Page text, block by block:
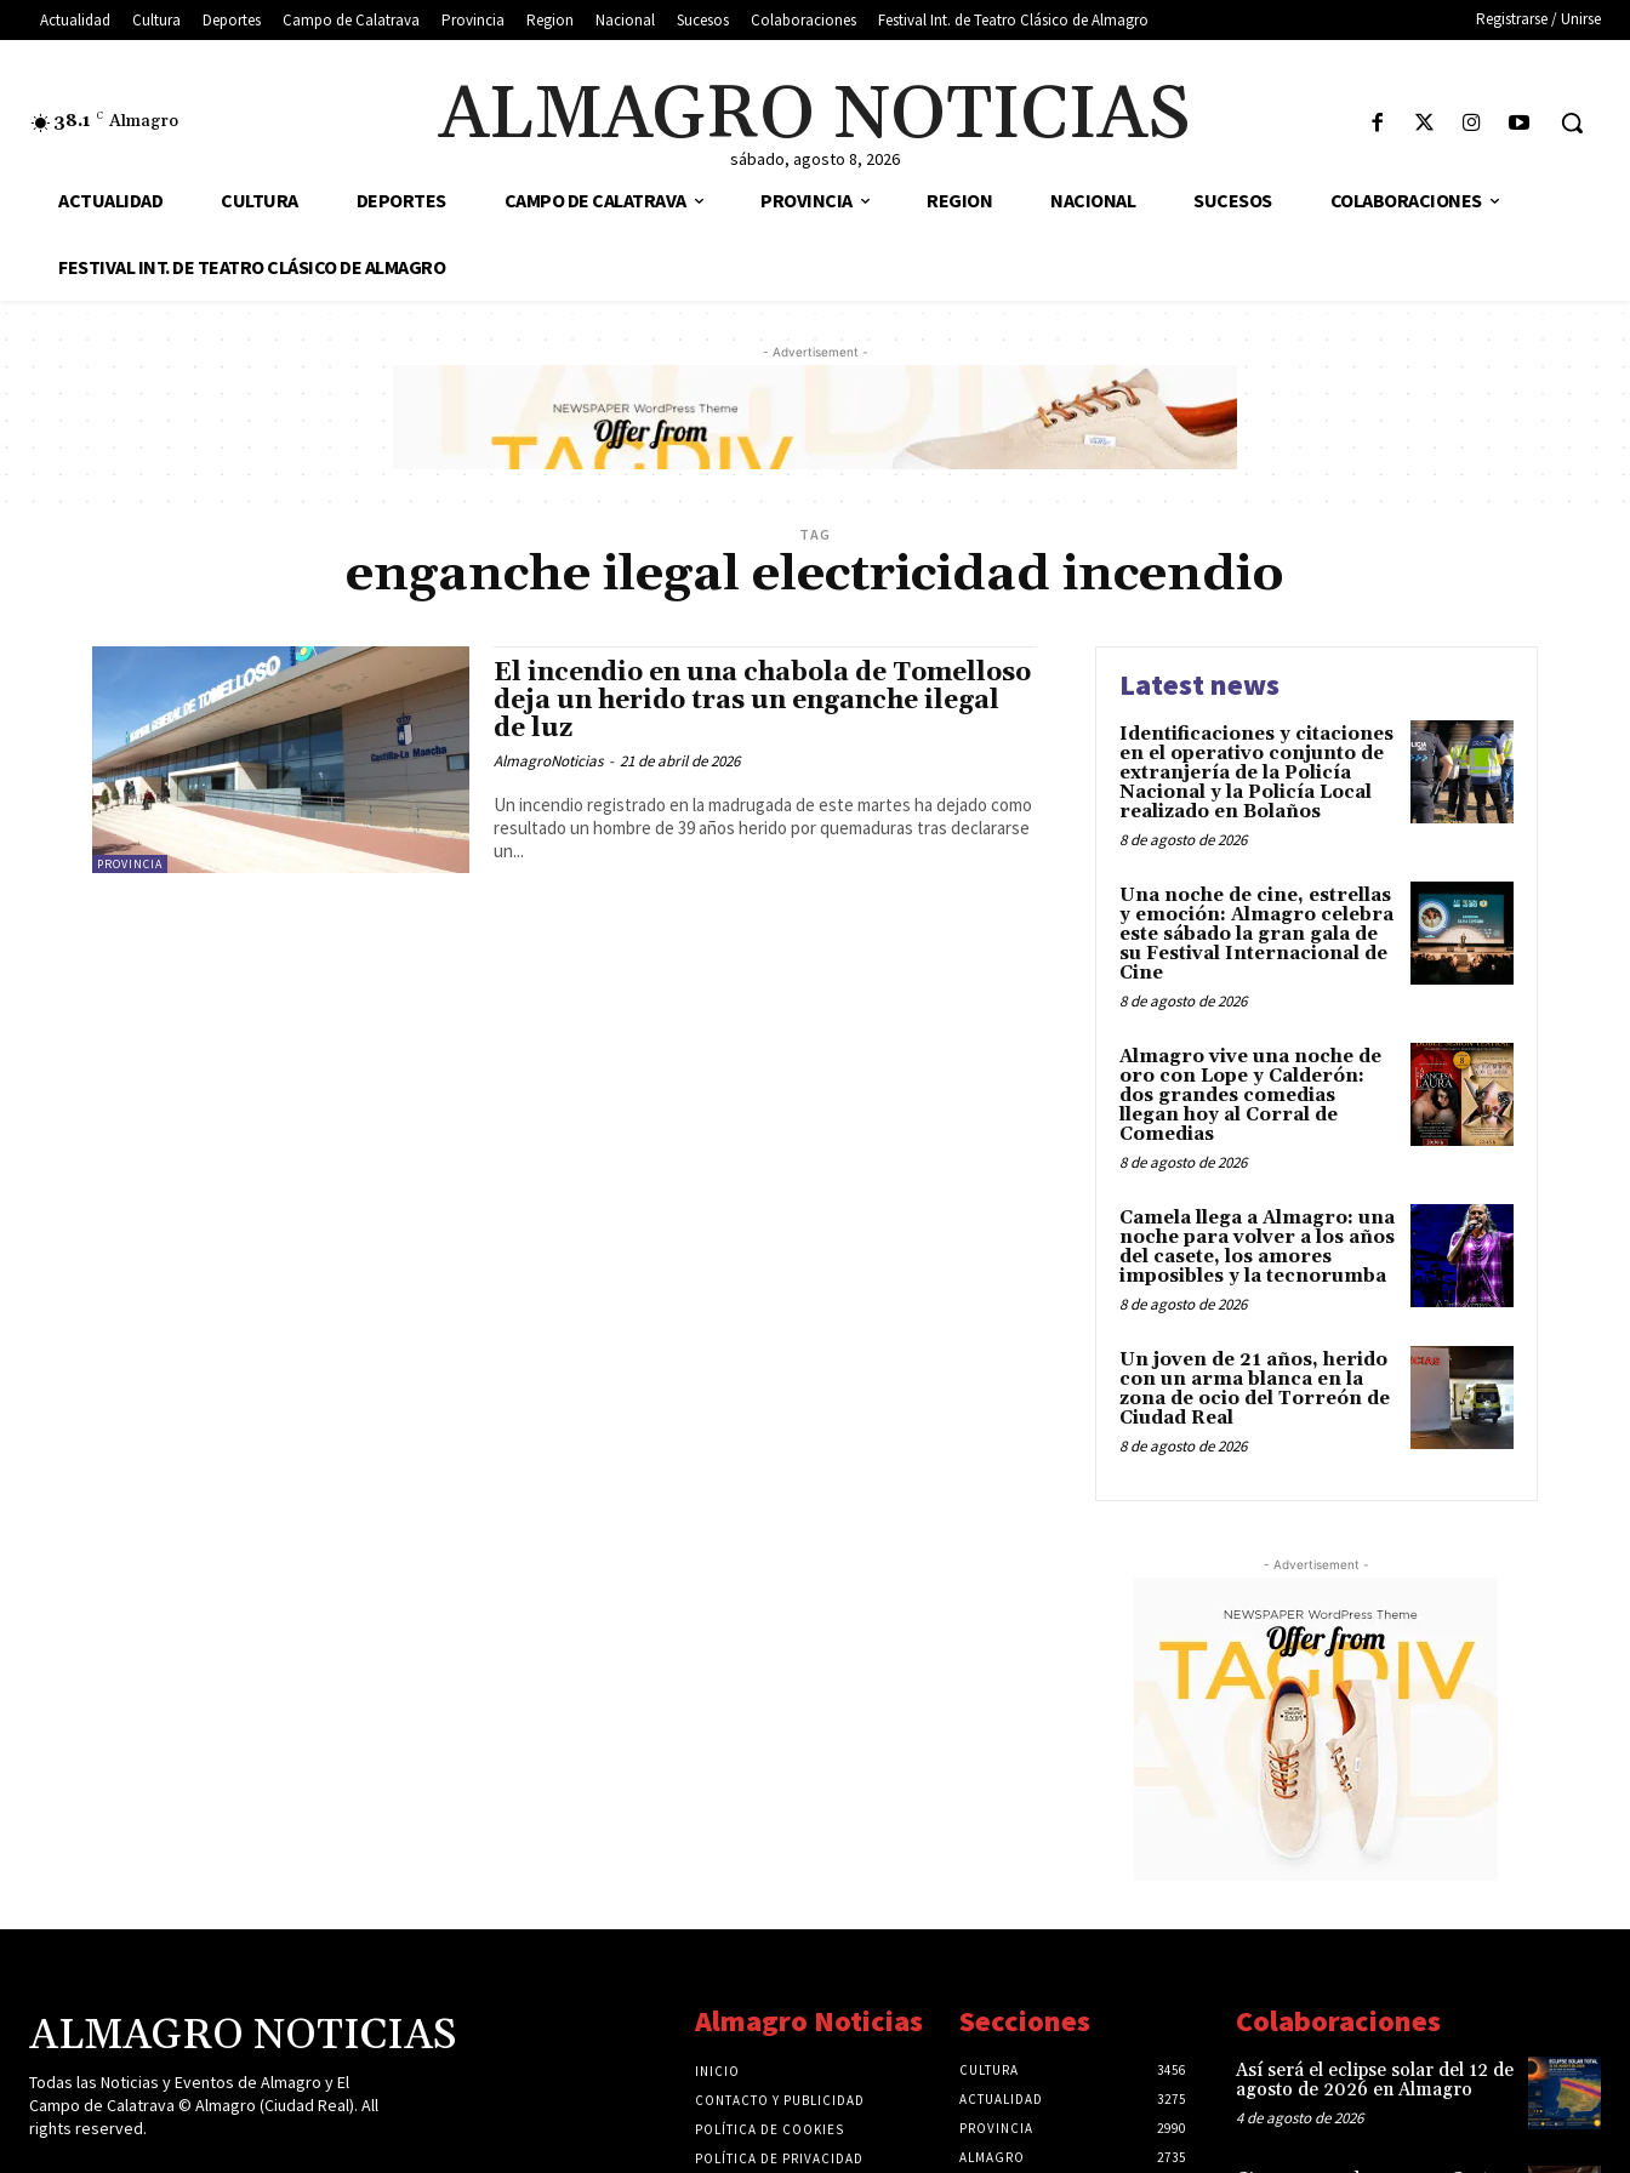
Actualidad Cultura Deportes Campo de Calatrava Provincia Region Nacional Sucesos Colaboraciones Festival Int. de Teatro Clásico de Almagro Registrarse / Unirse
38.1 C Almagro ALMAGRO NOTICIAS
sábado, agosto 8, 2026
ACTUALIDAD CULTURA DEPORTES CAMPO DE CALATRAVA PROVINCIA REGION NACIONAL SUCESOS COLABORACIONES
FESTIVAL INT. DE TEATRO CLÁSICO DE ALMAGRO
- Advertisement -
TAG
enganche ilegal electricidad incendio
PROVINCIA
El incendio en una chabola de Tomelloso
deja un herido tras un enganche ilegal
de luz
AlmagroNoticias - 21 de abril de 2026
Un incendio registrado en la madrugada de este martes ha dejado como
resultado un hombre de 39 años herido por quemaduras tras declararse
un...
Latest news
Identificaciones y citaciones
en el operativo conjunto de
extranjería de la Policía
Nacional y la Policía Local
realizado en Bolaños
8 de agosto de 2026
Una noche de cine, estrellas
y emoción: Almagro celebra
este sábado la gran gala de
su Festival Internacional de
Cine
8 de agosto de 2026
Almagro vive una noche de
oro con Lope y Calderón:
dos grandes comedias
llegan hoy al Corral de
Comedias
8 de agosto de 2026
Camela llega a Almagro: una
noche para volver a los años
del casete, los amores
imposibles y la tecnorumba
8 de agosto de 2026
Un joven de 21 años, herido
con un arma blanca en la
zona de ocio del Torreón de
Ciudad Real
8 de agosto de 2026
- Advertisement -
ALMAGRO NOTICIAS
Todas las Noticias y Eventos de Almagro y El
Campo de Calatrava © Almagro (Ciudad Real). All
rights reserved.
Almagro Noticias
INICIO
CONTACTO Y PUBLICIDAD
POLÍTICA DE COOKIES
POLÍTICA DE PRIVACIDAD
Secciones
CULTURA
3456
ACTUALIDAD
3275
PROVINCIA
2990
ALMAGRO
2735
Colaboraciones
Así será el eclipse solar del 12 de
agosto de 2026 en Almagro
4 de agosto de 2026